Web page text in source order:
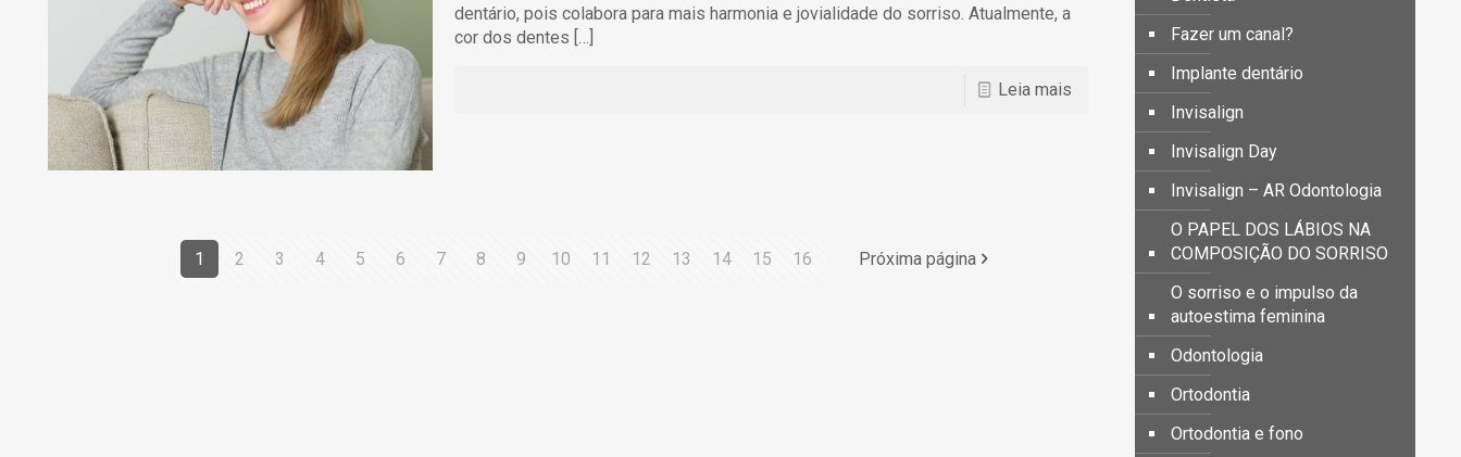
dentário, pois colabora para mais harmonia e jovialidade do sorriso. Atualmente, a
cor dos dentes […]
Leia mais
1 2 3 4 5 6 7 8 9 10 11 12 13 14 15 16 Próxima página
Fazer um canal?
Implante dentário
Invisalign
Invisalign Day
Invisalign – AR Odontologia
O PAPEL DOS LÁBIOS NA
COMPOSIÇÃO DO SORRISO
O sorriso e o impulso da
autoestima feminina
Odontologia
Ortodontia
Ortodontia e fono